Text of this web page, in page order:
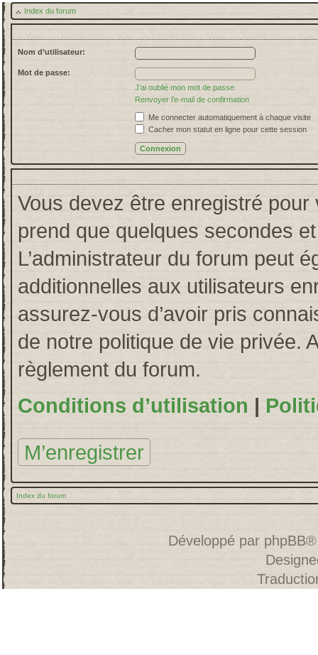
Index du forum
Nom d’utilisateur:
Mot de passe:
J’ai oublié mon mot de passe
Renvoyer l’e-mail de confirmation
Me connecter automatiquement à chaque visite
Cacher mon statut en ligne pour cette session
Vous devez être enregistré pour
prend que quelques secondes
L’administrateur du forum peut
additionnelles aux utilisateurs
assurez-vous d’avoir pris
de notre politique de vie privée.
règlement du forum.
Conditions d’utilisation |
M’enregistrer
Index du forum
Développé par phpBB®